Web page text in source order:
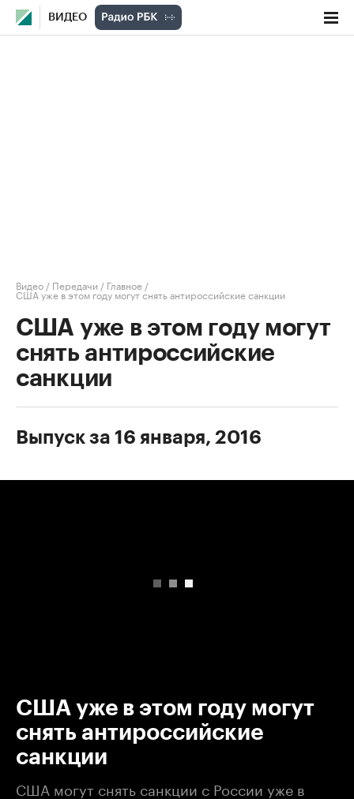
ВИДЕО
Видео / Передачи / Главное /
США уже в этом году могут снять антироссийские санкции
США уже в этом году могут
снять антироссийские
санкции
Выпуск за 16 января, 2016
США уже в этом году могут
снять антироссийские
санкции
США могут снять санкции с России уже в